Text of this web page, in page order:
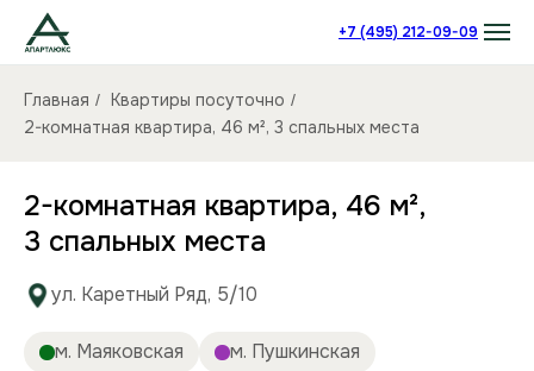
+7 (495) 212-09-09
Главная / Квартиры посуточно /
2-комнатная квартира, 46 м², 3 спальных места
м. Цветной бульвар м. Новослободская